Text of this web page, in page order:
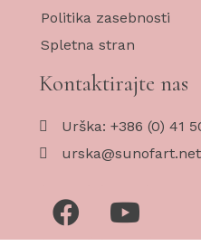
Politika zasebnosti
Spletna stran
Kontaktirajte nas
Urška: +386 (0) 41
urska@sunofart.net